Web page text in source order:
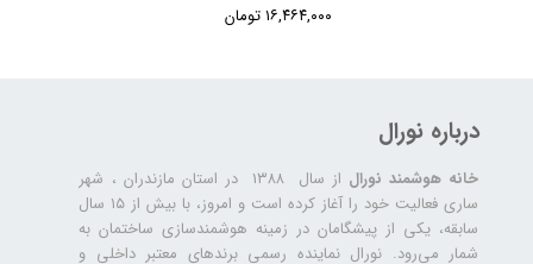
۱۶,۴۶۴,۰۰۰ تومان
درباره نورال
خانه هوشمند نورال
از سال ۱۳۸۸ در استان مازندران ، شهر
ساری فعالیت خود را آغاز کرده است و امروز، با بیش از ۱۵ سال
سابقه، یکی از پیشگامان در زمینه هوشمندسازی ساختمان به
شمار می‌رود. نورال نماینده رسمی برندهای معتبر داخلی و